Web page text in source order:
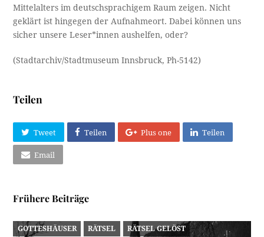
Mittelalters im deutschsprachigem Raum zeigen. Nicht
geklärt ist hingegen der Aufnahmeort. Dabei können uns
sicher unsere Leser*innen aushelfen, oder?
(Stadtarchiv/Stadtmuseum Innsbruck, Ph-5142)
Teilen
Tweet Teilen Plus one Teilen
Email
Frühere Beiträge
GOTTESHÄUSER RÄTSEL RÄTSEL GELÖST